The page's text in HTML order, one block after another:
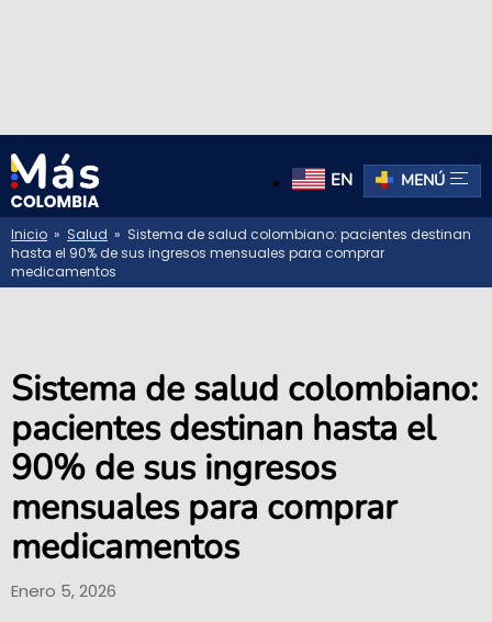
EN MENÚ
Inicio » Salud » Sistema de salud colombiano: pacientes destinan
hasta el 90% de sus ingresos mensuales para comprar
medicamentos
Sistema de salud colombiano:
pacientes destinan hasta el
90% de sus ingresos
mensuales para comprar
medicamentos
Enero 5, 2026